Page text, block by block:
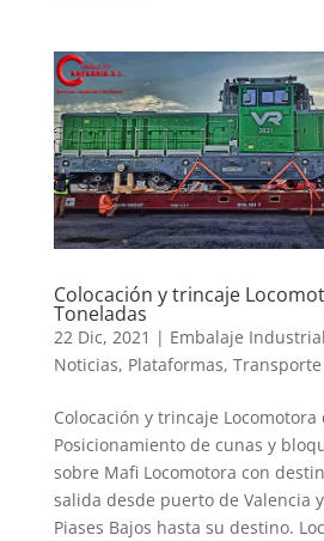
Colocación y trincaje
Toneladas
22 Dic, 2021 | Embalaje
Noticias, Plataformas,
Colocación y trincaje Locomotora
Posicionamiento de cunas y
sobre Mafi Locomotora con
salida desde puerto de Valencia
Piases Bajos hasta su destino.